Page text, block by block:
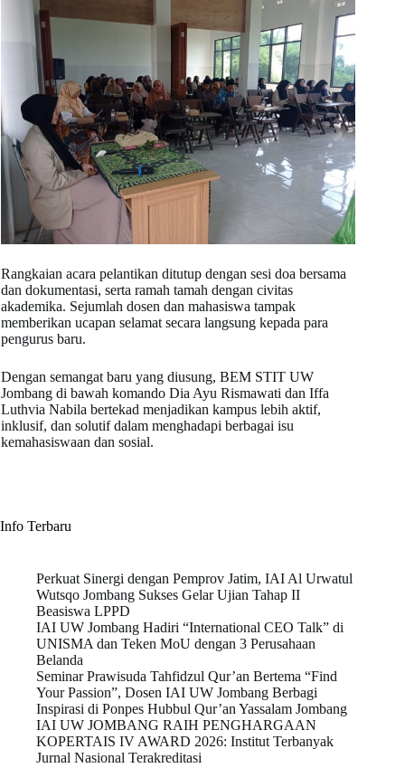
Rangkaian acara pelantikan ditutup dengan sesi doa bersama
dan dokumentasi, serta ramah tamah dengan civitas
akademika. Sejumlah dosen dan mahasiswa tampak
memberikan ucapan selamat secara langsung kepada para
pengurus baru.
Dengan semangat baru yang diusung, BEM STIT UW
Jombang di bawah komando Dia Ayu Rismawati dan Iffa
Luthvia Nabila bertekad menjadikan kampus lebih aktif,
inklusif, dan solutif dalam menghadapi berbagai isu
kemahasiswaan dan sosial.
Info Terbaru
Perkuat Sinergi dengan Pemprov Jatim, IAI Al Urwatul
Wutsqo Jombang Sukses Gelar Ujian Tahap II
Beasiswa LPPD
IAI UW Jombang Hadiri “International CEO Talk” di
UNISMA dan Teken MoU dengan 3 Perusahaan
Belanda
Seminar Prawisuda Tahfidzul Qur’an Bertema “Find
Your Passion”, Dosen IAI UW Jombang Berbagi
Inspirasi di Ponpes Hubbul Qur’an Yassalam Jombang
IAI UW JOMBANG RAIH PENGHARGAAN
KOPERTAIS IV AWARD 2026: Institut Terbanyak
Jurnal Nasional Terakreditasi